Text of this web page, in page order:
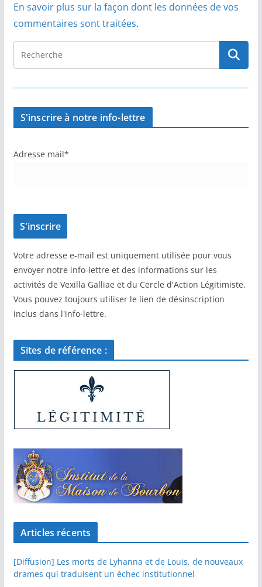
En savoir plus sur la façon dont les données de vos
commentaires sont traitées.
S'inscrire à notre info-lettre
Adresse mail*
Votre adresse e-mail est uniquement utilisée pour vous
envoyer notre info-lettre et des informations sur les
activités de Vexilla Galliae et du Cercle d'Action Légitimiste.
Vous pouvez toujours utiliser le lien de désinscription
inclus dans l'info-lettre.
Sites de référence :
Articles récents
[Diffusion] Les morts de Lyhanna et de Louis, de nouveaux
drames qui traduisent un échec institutionnel